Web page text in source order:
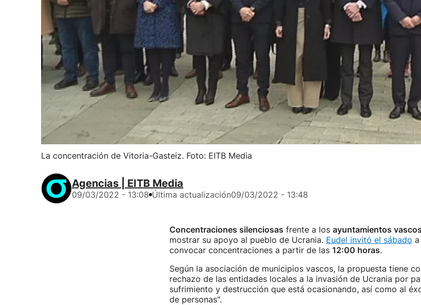
La concentración de Vitoria-Gasteiz. Foto: EITB Media
Agencias | EITB Media
09/03/2022 - 13:08 Última actualización09/03/2022 - 13:48
Concentraciones silenciosas frente a los ayuntamientos vascos
mostrar su apoyo al pueblo de Ucrania. Eudel invitó el sábado
convocar concentraciones a partir de las 12:00 horas.
Según la asociación de municipios vascos, la propuesta tiene
rechazo de las entidades locales a la invasión de Ucrania por
sufrimiento y destrucción que está ocasionando, así como al
de personas".